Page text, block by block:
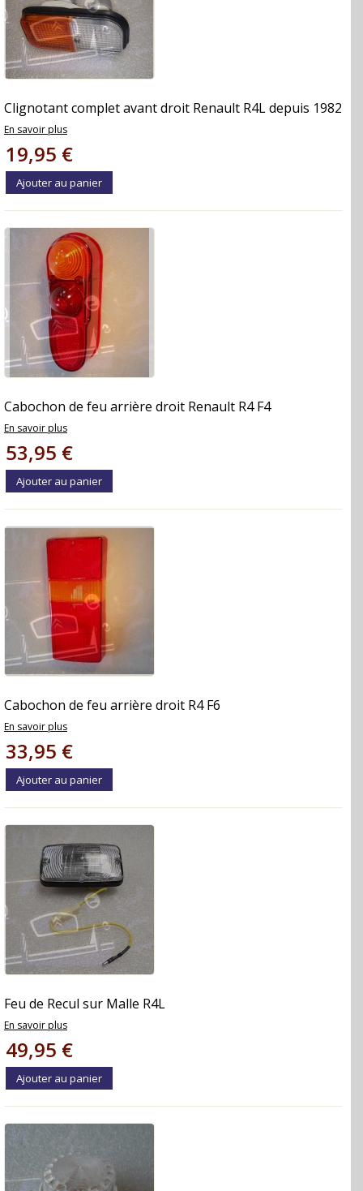
Clignotant complet avant droit Renault R4L depuis 1982
En savoir plus
19,95 €
Ajouter au panier
Cabochon de feu arrière droit Renault R4 F4
En savoir plus
53,95 €
Ajouter au panier
Cabochon de feu arrière droit R4 F6
En savoir plus
33,95 €
Ajouter au panier
Feu de Recul sur Malle R4L
En savoir plus
49,95 €
Ajouter au panier